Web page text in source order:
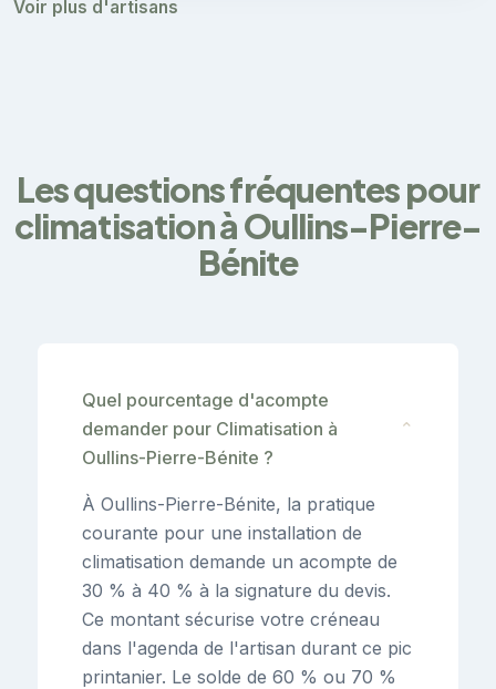
Voir plus d'artisans
Les questions fréquentes pour
climatisation à Oullins-Pierre-
Bénite
Quel pourcentage d'acompte
demander pour Climatisation à
Oullins-Pierre-Bénite ?
⌄
À Oullins-Pierre-Bénite, la pratique
courante pour une installation de
climatisation demande un acompte de
30 % à 40 % à la signature du devis.
Ce montant sécurise votre créneau
dans l'agenda de l'artisan durant ce pic
printanier. Le solde de 60 % ou 70 %